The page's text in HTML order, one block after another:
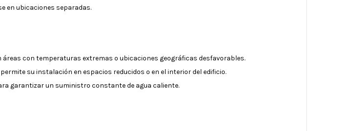
en ubicaciones separadas.
con temperaturas extremas o ubicaciones geográficas desfavorables.
su instalación en espacios reducidos o en el interior del edificio.
garantizar un suministro constante de agua caliente.